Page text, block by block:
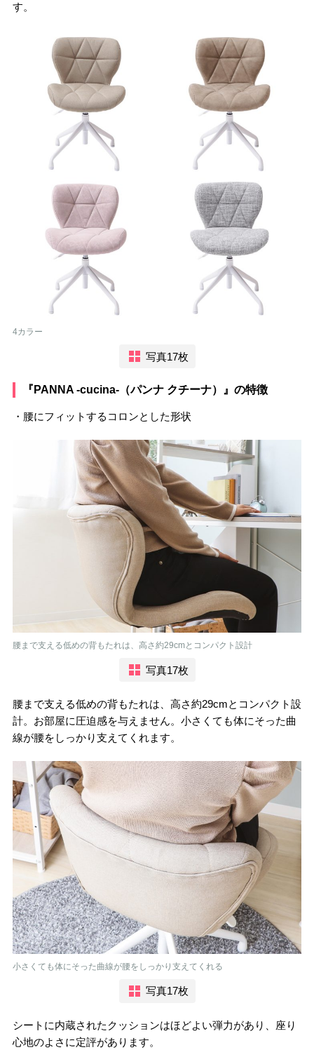
す。
4カラー
写真17枚
『PANNA -cucina-（パンナ クチーナ）』の特徴
・腰にフィットするコロンとした形状
腰まで支える低めの背もたれは、高さ約29cmとコンパクト設計
写真17枚
腰まで支える低めの背もたれは、高さ約29cmとコンパクト設
計。お部屋に圧迫感を与えません。小さくても体にそった曲
線が腰をしっかり支えてくれます。
小さくても体にそった曲線が腰をしっかり支えてくれる
写真17枚
シートに内蔵されたクッションはほどよい弾力があり、座り
心地のよさに定評があります。